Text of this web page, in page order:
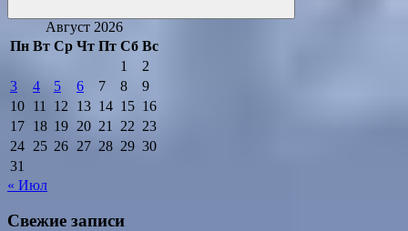
Поиск
Август 2026
Пн Вт Ср Чт Пт Сб Вс
1
2
3
4 5 6 7 8
9
10 11 12 13 14 15 16
17 18 19 20 21 22 23
24 25 26 27 28 29 30
31
« Июл
Свежие записи